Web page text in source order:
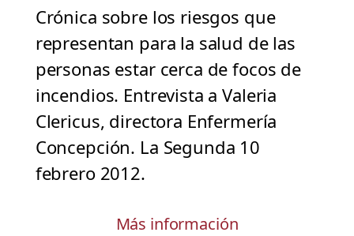
Crónica sobre los riesgos que
representan para la salud de las
personas estar cerca de focos de
incendios. Entrevista a Valeria
Clericus, directora Enfermería
Concepción. La Segunda 10
febrero 2012.
Más información